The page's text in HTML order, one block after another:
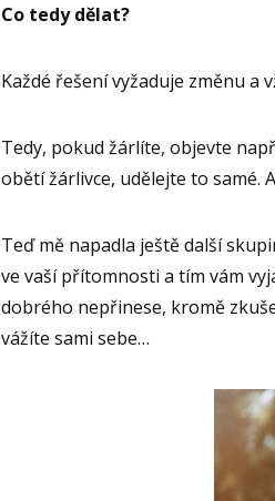
Co tedy dělat?
Každé řešení vyžaduje změnu a
Tedy, pokud žárlíte, objevte
obětí žárlivce, udělejte to samé.
Teď mě napadla ještě další
ve vaší přítomnosti a tím vám
dobrého nepřinese, kromě
vážíte sami sebe…